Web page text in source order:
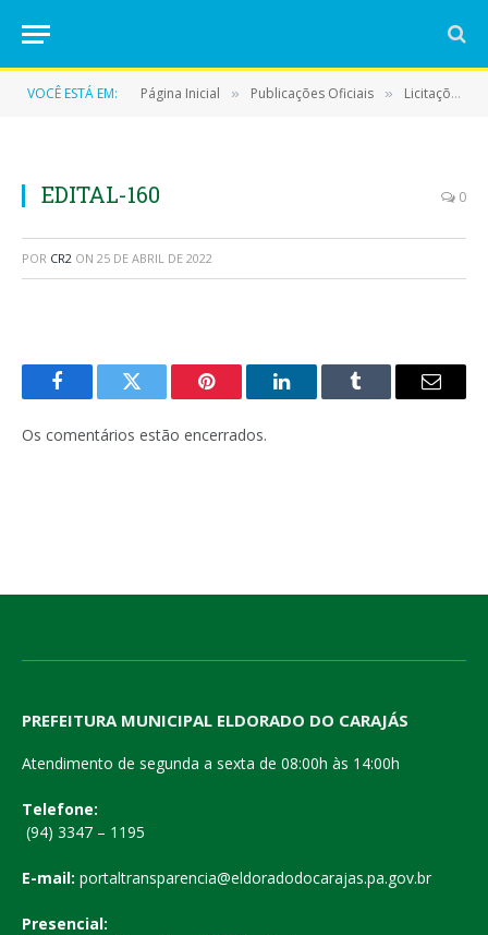
VOCÊ ESTÁ EM: Página Inicial » Publicações Oficiais » Licitações
EDITAL-160 0
POR CR2 ON 25 DE ABRIL DE 2022
FacebookTwitter Pinterest LinkedInTumblr
E-
Os comentários estão encerrados.
PREFEITURA MUNICIPAL ELDORADO DO CARAJÁS
Atendimento de segunda a sexta de 08:00h às 14:00h
Telefone:
(94) 3347 – 1195
E-mail: portaltransparencia@eldoradodocarajas.pa.gov.br
Presencial: